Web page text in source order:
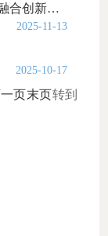
校级名师工作室（二）：职业外语产教融合创新名师工作室介绍
2025-11-13
2025-10-17
页末页转到